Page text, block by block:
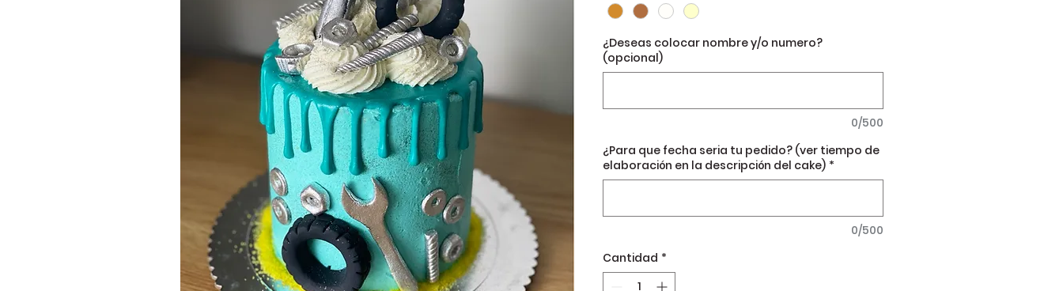
¿Deseas colocar nombre y/o numero?
(opcional)
0/500
¿Para que fecha seria tu pedido? (ver tiempo de
elaboración en la descripción del cake) *
0/500
Cantidad *